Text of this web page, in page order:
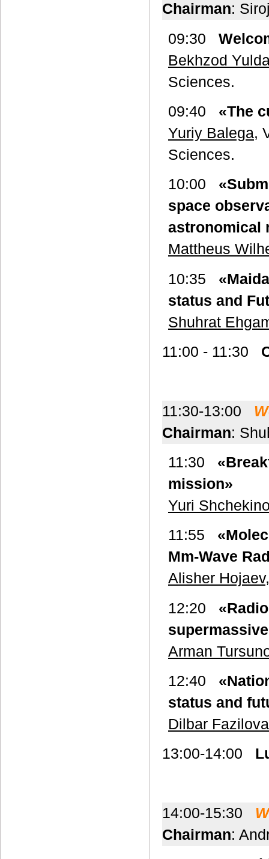
Chairman:
09:30
Bekhzod
Sciences.
09:40 «The
Yuriy Balega,
Sciences.
10:00
space
astronomical
Mattheus
10:35
status and
Shuhrat
11:00 - 11:30
11:30-13:00
Chairman:
11:30
mission»
Yuri
11:55
Mm-Wave
Alisher Hojaev
12:20
Arman
12:40
status and
Dilbar Fazilova
13:00-14:00
14:00-15:30
Chairman: